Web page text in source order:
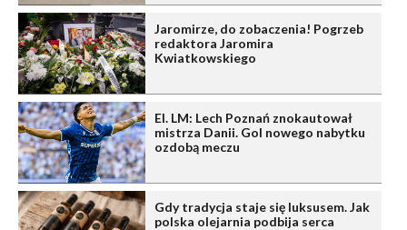
Jaromirze, do zobaczenia! Pogrzeb
redaktora Jaromira
Kwiatkowskiego
El. LM: Lech Poznań znokautował
mistrza Danii. Gol nowego nabytku
ozdobą meczu
Gdy tradycja staje się luksusem. Jak
polska olejarnia podbija serca